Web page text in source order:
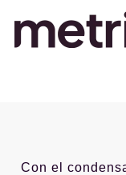
Con el